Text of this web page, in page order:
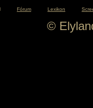
Fórum Lexikon
©